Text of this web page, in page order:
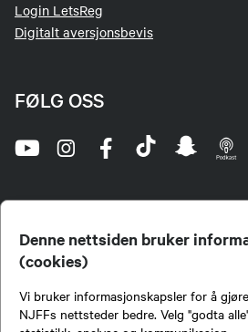
Denne nettsiden bruker
(cookies)
Vi bruker informasjonskapsler for å
NJFFs nettsteder bedre. Velg "godta
Login LetsReg
Digitalt aversjonsbevis
FØLG OSS
jegere og sportsfiskere og et av de viktigste miljøene for
fiske i Norge. Vi er en partipolitisk nøytral organisasjon,
naturpolitisk engasjement i mange saker.